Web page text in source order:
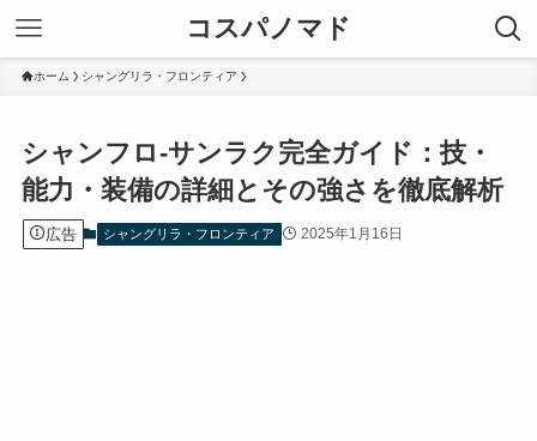
コスパノマド
ホーム シャングリラ・フロンティア
シャンフロ-サンラク完全ガイド：技・
能力・装備の詳細とその強さを徹底解析
広告 シャングリラ・フロンティア 2025年1月16日